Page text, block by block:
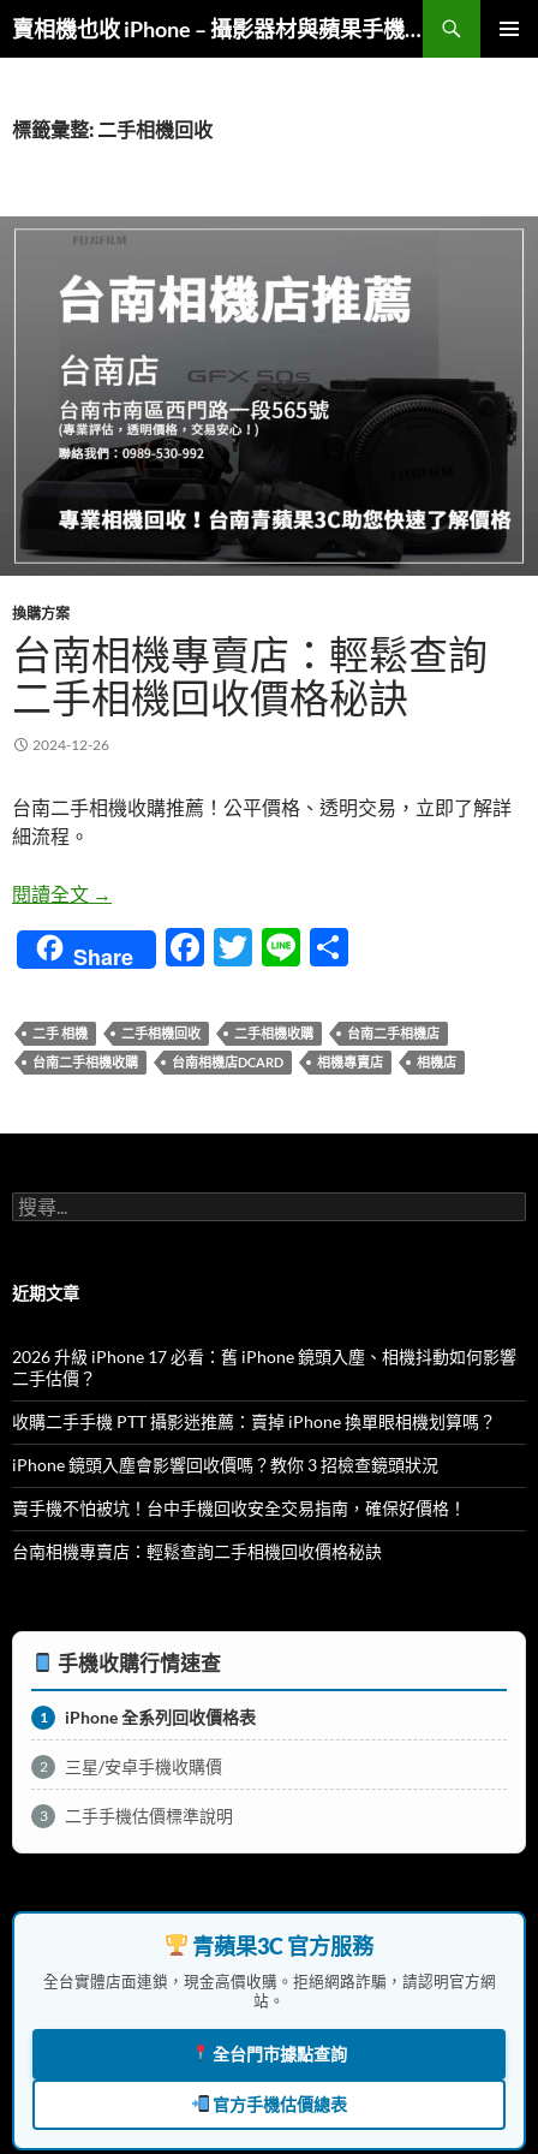
跳
至
內
賣相機也收 iPhone – 攝影器材與蘋果手機複合收購
搜
尋
標籤彙整: 二手相機回收
換購方案
台南相機專賣店：輕鬆查詢
二手相機回收價格秘訣
2024-12-26
台南二手相機收購推薦！公平價格、透明交易，立即了解詳
細流程。
閱讀全文 台南相機專賣店：輕鬆查詢二手相機回收價格秘訣
→
Share
F
e
b
o
T
itt
er
Li
e
二手 相機 二手相機回收 二手相機收購
台南二手相機店
台南二手相機收購
台南相機店DCARD 相機專賣店 相機店
搜
尋
字:
近期文章
2026 升級 iPhone 17 必看：舊 iPhone 鏡頭入塵、相機抖動如何影響
二手估價？
收購二手手機 PTT 攝影迷推薦：賣掉 iPhone 換單眼相機划算嗎？
iPhone 鏡頭入塵會影響回收價嗎？教你 3 招檢查鏡頭狀況
賣手機不怕被坑！台中手機回收安全交易指南，確保好價格！
台南相機專賣店：輕鬆查詢二手相機回收價格秘訣
手機收購行情速查
1 iPhone 全系列回收價格表
2 三星/安卓手機收購價
3 二手手機估價標準說明
青蘋果3C 官方服務
全台實體店面連鎖，現金高價收購。拒絕網路詐騙，請認明官方網
站。
全台門市據點查詢
官方手機估價總表